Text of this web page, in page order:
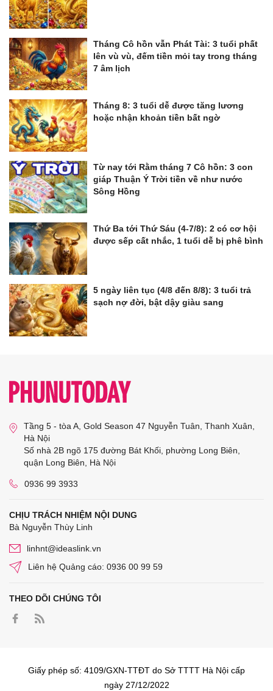
Tháng Cô hồn vẫn Phát Tài: 3 tuổi phất
lên vù vù, đếm tiền mỏi tay trong tháng
7 âm lịch
Tháng 8: 3 tuổi dễ được tăng lương
hoặc nhận khoản tiền bất ngờ
Từ nay tới Rằm tháng 7 Cô hồn: 3 con
giáp Thuận Ý Trời tiền về như nước
Sông Hồng
Thứ Ba tới Thứ Sáu (4-7/8): 2 có cơ hội
được sếp cất nhắc, 1 tuổi dễ bị phê bình
5 ngày liên tục (4/8 đến 8/8): 3 tuổi trả
sạch nợ đời, bật dậy giàu sang
Tầng 5 - tòa A, Gold Season 47 Nguyễn Tuân, Thanh Xuân,
Hà Nội
Số nhà 2B ngõ 175 đường Bát Khối, phường Long Biên,
quận Long Biên, Hà Nội
0936 99 3933
CHỊU TRÁCH NHIỆM NỘI DUNG
Bà Nguyễn Thùy Linh
linhnt@ideaslink.vn
Liên hệ Quảng cáo: 0936 00 99 59
THEO DÕI CHÚNG TÔI
Giấy phép số: 4109/GXN-TTĐT do Sở TTTT Hà Nội cấp
ngày 27/12/2022